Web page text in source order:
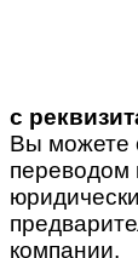
с
Вы можете
переводом
компании.